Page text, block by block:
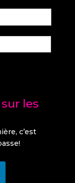
les
c’est